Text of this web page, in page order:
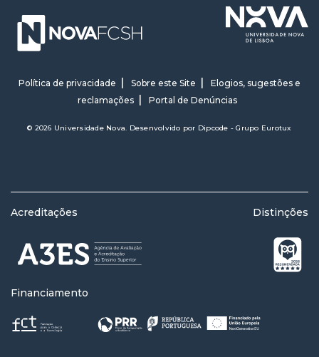
Política de privacidade Sobre este Site
Elogios, sugestões e
reclamações
Portal de Denúncias
© 2026 Universidade Nova. Desenvolvido por Dipcode - Grupo Eurotux
Acreditações Distinções
Financiamento